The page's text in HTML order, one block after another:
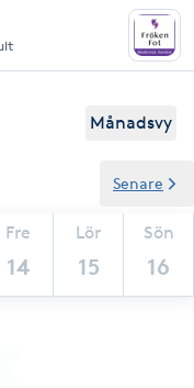
Månadsvy
Fre
14
Lör
15
Sön
16
Senare